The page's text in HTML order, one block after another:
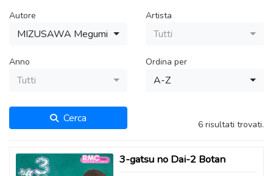
Autore
MIZUSAWA Megumi
Artista
Tutti
Anno
Tutti
Ordina per
A-Z
Cerca 6 risultati trovati.
3-gatsu no Dai-2 Botan